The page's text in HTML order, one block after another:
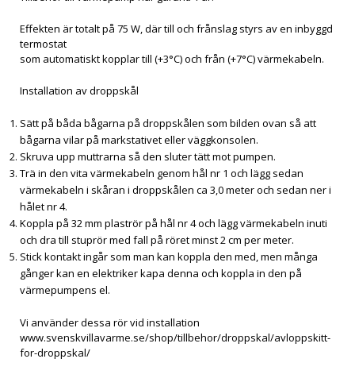
Effekten är totalt på 75 W, där till och frånslag styrs av en inbyggd
termostat
som automatiskt kopplar till (+3°C) och från (+7°C) värmekabeln.
Installation av droppskål
Sätt på båda bågarna på droppskålen som bilden ovan så att
bågarna vilar på markstativet eller väggkonsolen.
Skruva upp muttrarna så den sluter tätt mot pumpen.
Trä in den vita värmekabeln genom hål nr 1 och lägg sedan
värmekabeln i skåran i droppskålen ca 3,0 meter och sedan ner i
hålet nr 4.
Koppla på 32 mm plaströr på hål nr 4 och lägg värmekabeln inuti
och dra till stuprör med fall på röret minst 2 cm per meter.
Stick kontakt ingår som man kan koppla den med, men många
gånger kan en elektriker kapa denna och koppla in den på
värmepumpens el.
Vi använder dessa rör vid installation
www.svenskvillavarme.se/shop/tillbehor/droppskal/avloppskitt-
for-droppskal/